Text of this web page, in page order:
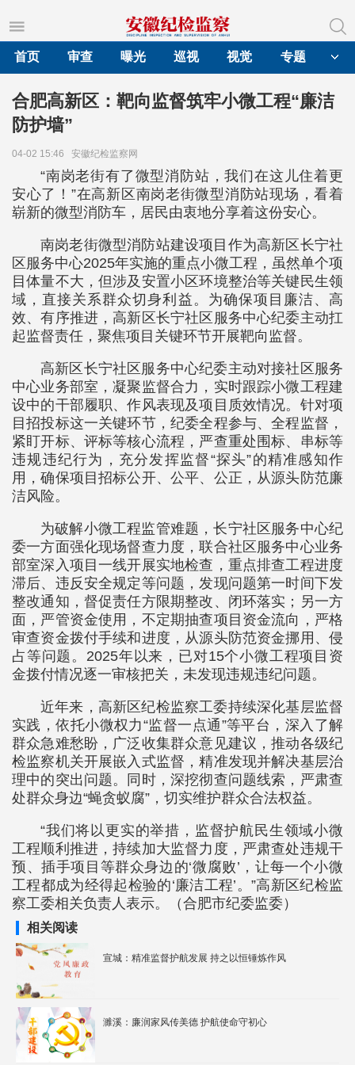
首页
审查 曝光 巡视 视觉 专题
合肥高新区：靶向监督筑牢小微工程“廉洁
防护墙”
04-02 15:46 安徽纪检监察网
“南岗老街有了微型消防站，我们在这儿住着更
安心了！”在高新区南岗老街微型消防站现场，看着
崭新的微型消防车，居民由衷地分享着这份安心。
南岗老街微型消防站建设项目作为高新区长宁社
区服务中心2025年实施的重点小微工程，虽然单个项
目体量不大，但涉及安置小区环境整治等关键民生领
域，直接关系群众切身利益。为确保项目廉洁、高
效、有序推进，高新区长宁社区服务中心纪委主动扛
起监督责任，聚焦项目关键环节开展靶向监督。
高新区长宁社区服务中心纪委主动对接社区服务
中心业务部室，凝聚监督合力，实时跟踪小微工程建
设中的干部履职、作风表现及项目质效情况。针对项
目招投标这一关键环节，纪委全程参与、全程监督，
紧盯开标、评标等核心流程，严查重处围标、串标等
违规违纪行为，充分发挥监督“探头”的精准感知作
用，确保项目招标公开、公平、公正，从源头防范廉
洁风险。
为破解小微工程监管难题，长宁社区服务中心纪
委一方面强化现场督查力度，联合社区服务中心业务
部室深入项目一线开展实地检查，重点排查工程进度
滞后、违反安全规定等问题，发现问题第一时间下发
整改通知，督促责任方限期整改、闭环落实；另一方
面，严管资金使用，不定期抽查项目资金流向，严格
审查资金拨付手续和进度，从源头防范资金挪用、侵
占等问题。2025年以来，已对15个小微工程项目资
金拨付情况逐一审核把关，未发现违规违纪问题。
近年来，高新区纪检监察工委持续深化基层监督
实践，依托小微权力“监督一点通”等平台，深入了解
群众急难愁盼，广泛收集群众意见建议，推动各级纪
检监察机关开展嵌入式监督，精准发现并解决基层治
理中的突出问题。同时，深挖彻查问题线索，严肃查
处群众身边“蝇贪蚁腐”，切实维护群众合法权益。
“我们将以更实的举措，监督护航民生领域小微
工程顺利推进，持续加大监督力度，严肃查处违规干
预、插手项目等群众身边的‘微腐败’，让每一个小微
工程都成为经得起检验的‘廉洁工程’。”高新区纪检监
察工委相关负责人表示。（合肥市纪委监委）
相关阅读
宣城：精准监督护航发展 持之以恒锤炼作风
濉溪：廉润家风传美德 护航使命守初心